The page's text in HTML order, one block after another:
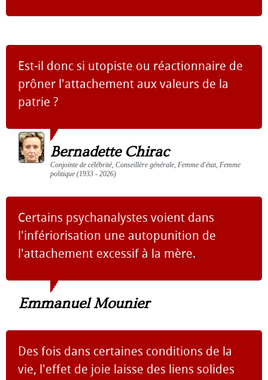
Est-il donc si utopiste ou réactionnaire de
prôner l'attachement aux valeurs de la
patrie ?
Bernadette Chirac
Conjointe de célébrité, Conseillère générale, Femme d'état, Femme
politique (1933 - 2026)
Certains psychanalystes voient dans
l'infériorisation une autopunition de
l'attachement excessif à la mère.
Emmanuel Mounier
Des fois dans certaines conditions de la
vie, l'effet de joie laisse des liens solides